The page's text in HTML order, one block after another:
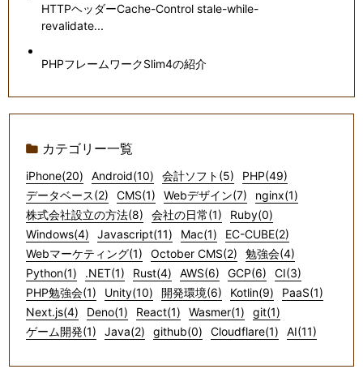
HTTPヘッダーCache-Control stale-while-
revalidate...
PHPフレームワークSlim4の紹介
カテゴリー一覧
iPhone(20) Android(10) 会計ソフト(5)
PHP(49)
データベース(2)
CMS(1) Webデザイン(7)
nginx(1)
株式会社設立の方法(8)
会社の日常(1)
Ruby(0)
Windows(4)
Javascript(11) Mac(1)
EC-CUBE(2)
Webマーケティング(1)
October CMS(2)
勉強会(4)
Python(1)
.NET(1) Rust(4) AWS(6) GCP(6)
CI(3)
PHP勉強会(1)
Unity(10) 開発環境(6) Kotlin(9)
PaaS(1)
Next.js(4)
Deno(1) React(1) Wasmer(1)
git(1)
ゲーム開発(1)
Java(2) github(0) Cloudflare(1) AI(11)